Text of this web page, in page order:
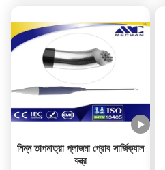
নিম্ন তাপমাত্রা প্লাজমা প্রোব সার্জিক্যাল
যন্ত্র